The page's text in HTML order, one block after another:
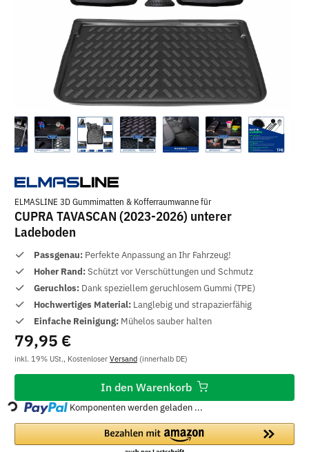
ELMASLINE 3D Gummimatten & Kofferraumwanne für
CUPRA TAVASCAN (2023-2026) unterer
Ladeboden
Passgenau: Perfekte Anpassung an Ihr Fahrzeug!
Hoher Rand:Schützt vor Verschüttungen und Schmutz
Geruchlos: Dank speziellem geruchlosem Gummi (TPE)
Hochwertiges Material: Langlebig und strapazierfähig
Einfache Reinigung: Mühelos sauber halten
79,95 €
inkl. 19% USt., Kostenloser Versand (innerhalb DE)
In den Warenkorb
Loading... Komponenten werden geladen ...